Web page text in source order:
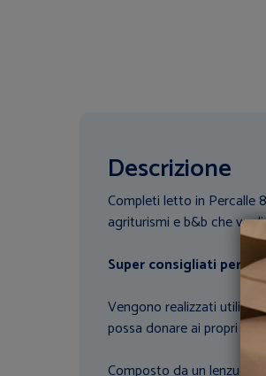
Descrizione
Completi letto in Percalle
agriturismi e b&b che
Super consigliati per
Vengono realizzati
possa donare ai propri
Composto da un lenzuolo